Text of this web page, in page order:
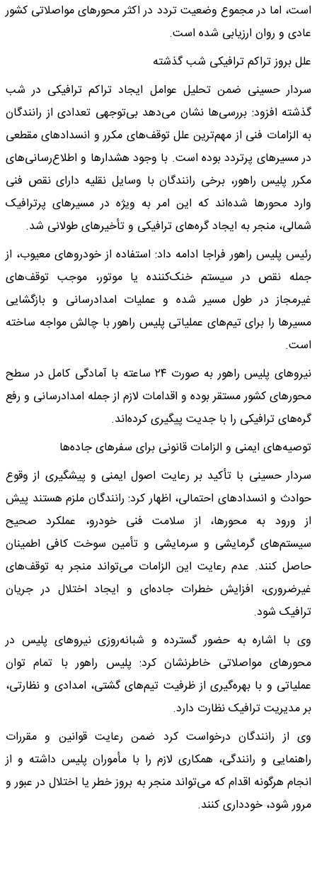
است، اما در مجموع وضعیت تردد در اکثر محورهای مواصلاتی کشور
عادی و روان ارزیابی شده است.
علل بروز تراکم ترافیکی شب گذشته
سردار حسینی ضمن تحلیل عوامل ایجاد تراکم ترافیکی در شب
گذشته افزود: بررسی‌ها نشان می‌دهد بی‌توجهی تعدادی از رانندگان
به الزامات فنی از مهم‌ترین علل توقف‌های مکرر و انسدادهای مقطعی
در مسیرهای پرتردد بوده است. با وجود هشدارها و اطلاع‌رسانی‌های
مکرر پلیس راهور، برخی رانندگان با وسایل نقلیه دارای نقص فنی
وارد محورها شده‌اند که این امر به ویژه در مسیرهای پرترافیک
شمالی، منجر به ایجاد گره‌های ترافیکی و تأخیرهای طولانی شد.
رئیس پلیس راهور فراجا ادامه داد: استفاده از خودروهای معیوب، از
جمله نقص در سیستم خنک‌کننده یا موتور، موجب توقف‌های
غیرمجاز در طول مسیر شده و عملیات امدادرسانی و بازگشایی
مسیرها را برای تیم‌های عملیاتی پلیس راهور با چالش مواجه ساخته
است.
نیروهای پلیس راهور به صورت ۲۴ ساعته با آمادگی کامل در سطح
محورهای کشور مستقر بوده و اقدامات لازم از جمله امدادرسانی و رفع
گره‌های ترافیکی را با جدیت پیگیری کرده‌اند.
توصیه‌های ایمنی و الزامات قانونی برای سفرهای جاده‌ها
سردار حسینی با تأکید بر رعایت اصول ایمنی و پیشگیری از وقوع
حوادث و انسدادهای احتمالی، اظهار کرد: رانندگان ملزم هستند پیش
از ورود به محورها، از سلامت فنی خودرو، عملکرد صحیح
سیستم‌های گرمایشی و سرمایشی و تأمین سوخت کافی اطمینان
حاصل کنند. عدم رعایت این الزامات می‌تواند منجر به توقف‌های
غیرضروری، افزایش خطرات جاده‌ای و ایجاد اختلال در جریان
ترافیک شود.
وی با اشاره به حضور گسترده و شبانه‌روزی نیروهای پلیس در
محورهای مواصلاتی خاطرنشان کرد: پلیس راهور با تمام توان
عملیاتی و با بهره‌گیری از ظرفیت تیم‌های گشتی، امدادی و نظارتی،
بر مدیریت ترافیک نظارت دارد.
وی از رانندگان درخواست کرد ضمن رعایت قوانین و مقررات
راهنمایی و رانندگی، همکاری لازم را با مأموران پلیس داشته و از
انجام هرگونه اقدام که می‌تواند منجر به بروز خطر یا اختلال در عبور و
مرور شود، خودداری کنند.